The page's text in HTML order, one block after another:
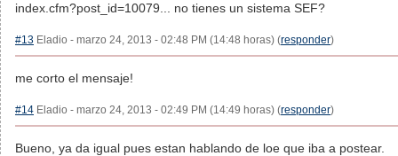
index.cfm?post_id=10079... no tienes un sistema SEF?
#13 Eladio - marzo 24, 2013 - 02:48 PM (14:48 horas) (responder)
me corto el mensaje!
#14 Eladio - marzo 24, 2013 - 02:49 PM (14:49 horas) (responder)
Bueno, ya da igual pues estan hablando de loe que iba a postear.